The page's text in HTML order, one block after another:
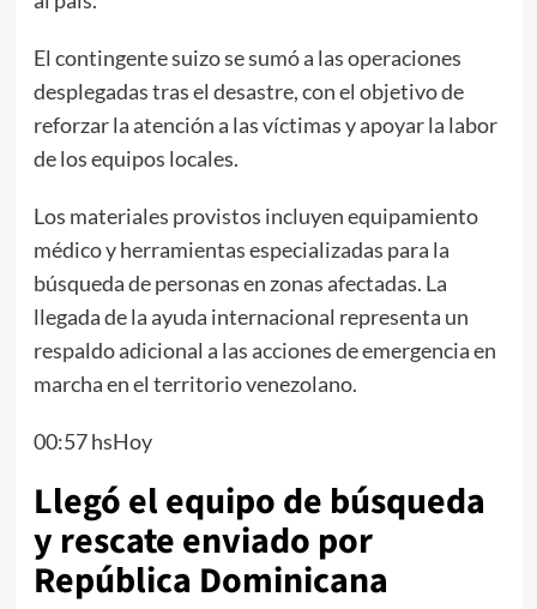
El contingente suizo se sumó a las operaciones
desplegadas tras el desastre, con el objetivo de
reforzar la atención a las víctimas y apoyar la labor
de los equipos locales.
Los materiales provistos incluyen equipamiento
médico y herramientas especializadas para la
búsqueda de personas en zonas afectadas. La
llegada de la ayuda internacional representa un
respaldo adicional a las acciones de emergencia en
marcha en el territorio venezolano.
00:57 hsHoy
Llegó el equipo de búsqueda
y rescate enviado por
República Dominicana